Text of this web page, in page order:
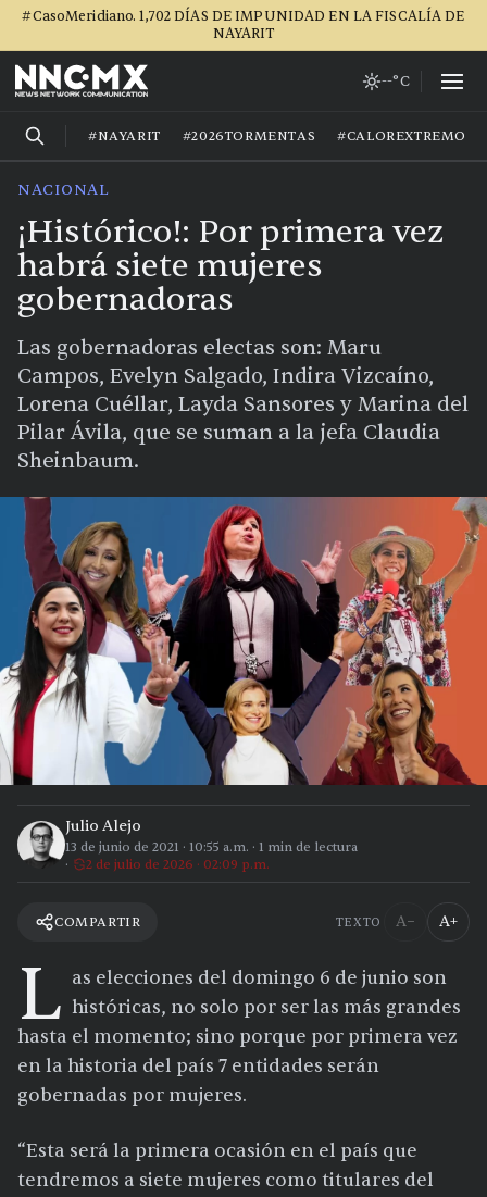
#CasoMeridiano. 1,702 DÍAS DE IMPUNIDAD EN LA FISCALÍA DE
NAYARIT
--°C
#NAYARIT #2026TORMENTAS #CALOREXTREMO
NACIONAL
¡Histórico!: Por primera vez
habrá siete mujeres
gobernadoras
Las gobernadoras electas son: Maru
Campos, Evelyn Salgado, Indira Vizcaíno,
Lorena Cuéllar, Layda Sansores y Marina del
Pilar Ávila, que se suman a la jefa Claudia
Sheinbaum.
Julio Alejo
13 de junio de 2021 · 10:55 a.m. · 1 min de lectura
2 de julio de 2026 · 02:09 p.m.
COMPARTIR TEXTO A− A+
L as elecciones del domingo 6 de junio son
históricas, no solo por ser las más grandes
hasta el momento; sino porque por primera vez
en la historia del país 7 entidades serán
gobernadas por mujeres.
“Esta será la primera ocasión en el país que
tendremos a siete mujeres como titulares del